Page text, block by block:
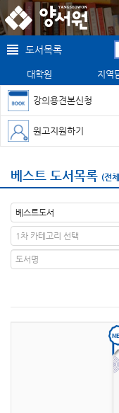
도서목록
대학원 지역
강의용견본신청
원고지원하기
베스트 도서목록 (전
베스트도서
1차 카테고리 선택